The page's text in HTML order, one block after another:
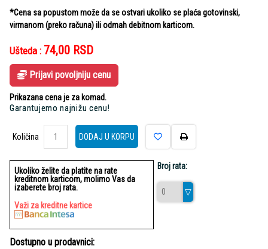
*Cena sa popustom može da se ostvari ukoliko se plaća gotovinski,
virmanom (preko računa) ili odmah debitnom karticom.
Ušteda : 74,00 RSD
Prijavi povoljniju cenu
Prikazana cena je za komad.
Garantujemo najnižu cenu!
Količina
Količina
DODAJ U KORPU
Ukoliko želite da platite na rate
kreditnom karticom, molimo Vas da
izaberete broj rata.
Važi za kreditne kartice
Broj rata:
Dostupno u prodavnici: